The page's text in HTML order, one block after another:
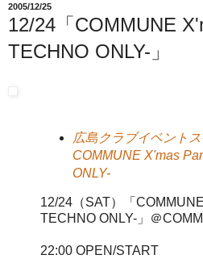
2005/12/25
12/24「COMMUNE
TECHNO ONLY-」
広島クラブイベント
COMMUNE X'mas
ONLY-
12/24（SAT）「
TECHNO ONLY-」＠
22:00 OPEN/START